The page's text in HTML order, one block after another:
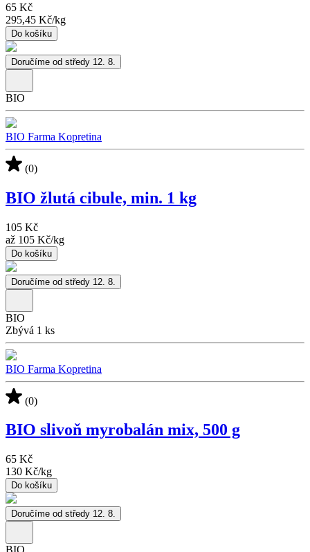
65 Kč
295,45 Kč/kg
Do košíku
Doručíme od středy 12. 8.
BIO
BIO Farma Kopretina
(0)
BIO žlutá cibule, min. 1 kg
105 Kč
až 105 Kč/kg
Do košíku
Doručíme od středy 12. 8.
BIO
Zbývá 1 ks
BIO Farma Kopretina
(0)
BIO slivoň myrobalán mix, 500 g
65 Kč
130 Kč/kg
Do košíku
Doručíme od středy 12. 8.